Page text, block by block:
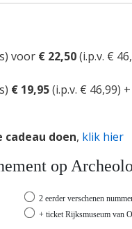
voor € 22,50(i.p.v. €
€ 19,95(i.p.v. € 46,99) +
doen, klik hier